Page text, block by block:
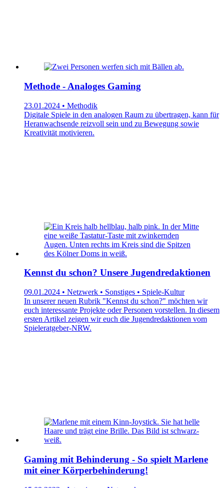
Methode - Analoges Gaming
23.01.2024 • Methodik
Digitale Spiele in den analogen Raum zu übertragen, kann für
Heranwachsende reizvoll sein und zu Bewegung sowie
Kreativität motivieren.
Kennst du schon? Unsere Jugendredaktionen
09.01.2024 • Netzwerk • Sonstiges • Spiele-Kultur
In unserer neuen Rubrik "Kennst du schon?" möchten wir
euch interessante Projekte oder Personen vorstellen. In diesem
ersten Artikel zeigen wir euch die Jugendredaktionen vom
Spieleratgeber-NRW.
Gaming mit Behinderung - So spielt Marlene
mit einer Körperbehinderung!